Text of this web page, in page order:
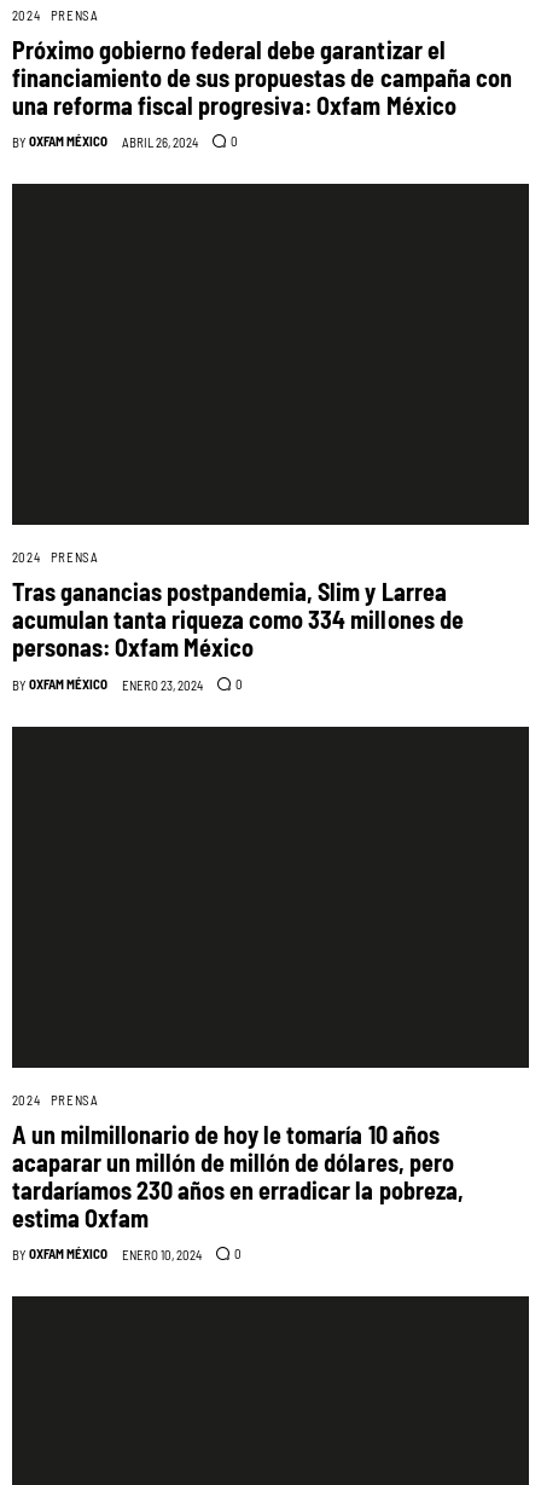
2024 PRENSA
Próximo gobierno federal debe garantizar el
financiamiento de sus propuestas de campaña con
una reforma fiscal progresiva: Oxfam México
BY OXFAM MÉXICO ABRIL 26, 2024 0
2024 PRENSA
Tras ganancias postpandemia, Slim y Larrea
acumulan tanta riqueza como 334 millones de
personas: Oxfam México
BY OXFAM MÉXICO ENERO 23, 2024 0
2024 PRENSA
A un milmillonario de hoy le tomaría 10 años
acaparar un millón de millón de dólares, pero
tardaríamos 230 años en erradicar la pobreza,
estima Oxfam
BY OXFAM MÉXICO ENERO 10, 2024 0